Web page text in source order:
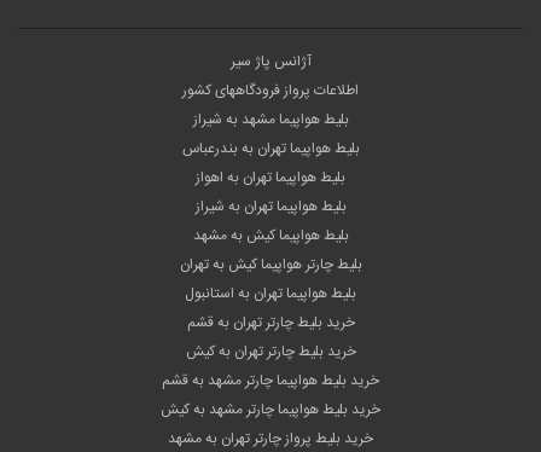
آژانس پاژ سیر
اطلاعات پرواز فرودگاههای کشور
بلیط هواپیما مشهد به شیراز
بلیط هواپیما تهران به بندرعباس
بلیط هواپیما تهران به اهواز
بلیط هواپیما تهران به شیراز
بلیط هواپیما کیش به مشهد
بلیط چارتر هواپیما کیش به تهران
بلیط هواپیما تهران به استانبول
خرید بلیط چارتر تهران به قشم
خرید بلیط چارتر تهران به کیش
خرید بلیط هواپیما چارتر مشهد به قشم
خرید بلیط هواپیما چارتر مشهد به کیش
خرید بلیط پرواز چارتر تهران به مشهد